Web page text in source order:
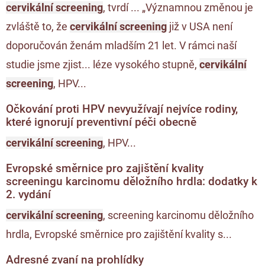
cervikální screening, tvrdí ... „Významnou změnou je
zvláště to, že cervikální screening již v USA není
doporučován ženám mladším 21 let. V rámci naší
studie jsme zjist... léze vysokého stupně, cervikální
screening, HPV...
Očkování proti HPV nevyužívají nejvíce rodiny,
které ignorují preventivní péči obecně
cervikální screening, HPV...
Evropské směrnice pro zajištění kvality
screeningu karcinomu děložního hrdla: dodatky k
2. vydání
cervikální screening, screening karcinomu děložního
hrdla, Evropské směrnice pro zajištění kvality s...
Adresné zvaní na prohlídky